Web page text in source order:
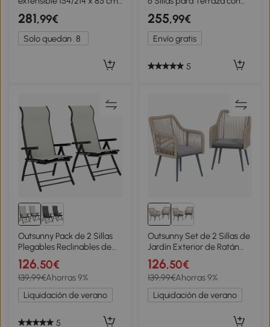
Mesa de comedor de
aluminio para 8-10
personas con efecto
madera Gris claro
281,99€
Solo quedan 8
Orificio para Sombrilla y
Encimera de Cristal para
Terraza Patio Gris
255,99€
Envío gratis
5
Outsunny Pack de 2 Sillas
Plegables Reclinables de
Jardín Exterior con
Respaldo Alto Ajustable en
5 Posiciones Reposapiés
Gris
126,50€
139,99€Ahorras 9%
Liquidación de verano
5
Outsunny Set de 2 Sillas de
Jardín Exterior de Ratán
con Cojines Reposabrazos
y Marco de Acero para
Terraza 54x65x80 cm Gris
126,50€
139,99€Ahorras 9%
Liquidación de verano